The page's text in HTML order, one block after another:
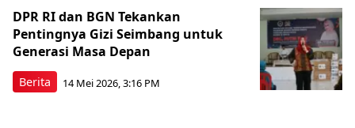
Berita
DPR RI dan BGN Tekankan
Pentingnya Gizi Seimbang untuk
Generasi Masa Depan
14 Mei 2026, 3:16 PM